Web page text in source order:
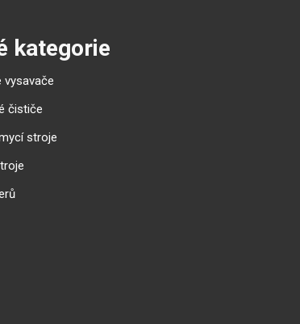
kategorie
vysavače
čističe
stroje